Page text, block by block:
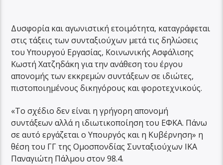
Δυσφορία και αγωνιστική ετοιμότητα, καταγράφεται
στις τάξεις των συνταξιούχων μετά τις δηλώσεις
του Υπουργού Εργασίας, Κοινωνικής Ασφάλισης
Κωστή Χατζηδάκη για την ανάθεση του έργου
απονομής των εκκρεμών συντάξεων σε ιδιώτες,
πιστοποιημένους δικηγόρους και φοροτεχνικούς.
«Το σχέδιο δεν είναι η γρήγορη απονομή
συντάξεων αλλά η ιδιωτικοποίηση του ΕΦΚΑ. Πάνω
σε αυτό εργάζεται ο Υπουργός και η Κυβέρνηση» η
θέση του ΓΓ της Ομοσπονδίας Συνταξιούχων ΙΚΑ
Παναγιώτη Πάλμου στον 98.4.